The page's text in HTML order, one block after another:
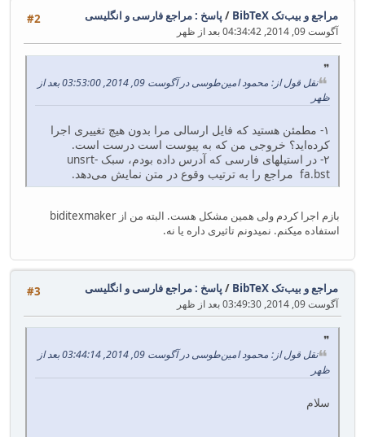
#2 مراجع و بیب‌تک BibTeX / پاسخ : مراجع فارسی و انگلیسی
آگوست 09, 2014, 04:34:42 بعد از ظهر
نقل قول از: محمود امین‌طوسی در آگوست 09, 2014, 03:53:00 بعد از
ظهر
۱- مطمئن هستید که فایل ارسالی مرا بدون هیچ تغییری اجرا
کرده‌اید؟ خروجی من که به پیوست است درست است.
۲- در استیلهای فارسی که آدرس داده بودم، سبک unsrt-
fa.bst مراجع را به ترتیب وقوع در متن نمایش می‌دهد.
بازم اجرا کردم ولی همین مشکل هست. البته من از biditexmaker
استفاده میکنم. نمیدونم تاثیری داره یا نه.
#3 مراجع و بیب‌تک BibTeX / پاسخ : مراجع فارسی و انگلیسی
آگوست 09, 2014, 03:49:30 بعد از ظهر
نقل قول از: محمود امین‌طوسی در آگوست 09, 2014, 03:44:14 بعد از
ظهر
سلام